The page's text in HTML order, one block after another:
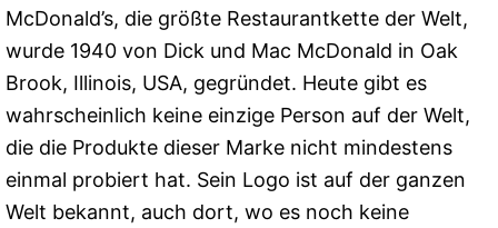
McDonald’s, die größte Restaurantkette der Welt,
wurde 1940 von Dick und Mac McDonald in Oak
Brook, Illinois, USA, gegründet. Heute gibt es
wahrscheinlich keine einzige Person auf der Welt,
die die Produkte dieser Marke nicht mindestens
einmal probiert hat. Sein Logo ist auf der ganzen
Welt bekannt, auch dort, wo es noch keine